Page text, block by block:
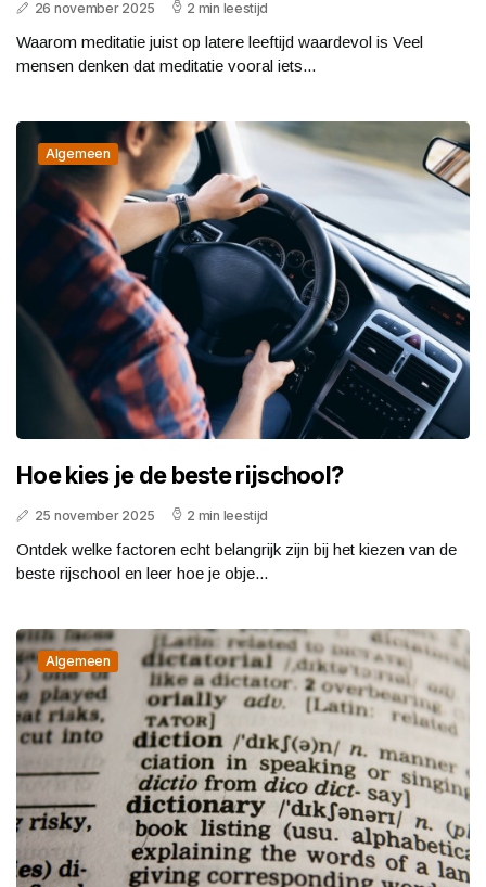
26 november 2025 2 min leestijd
Waarom meditatie juist op latere leeftijd waardevol is Veel
mensen denken dat meditatie vooral iets...
Algemeen
Hoe kies je de beste rijschool?
25 november 2025 2 min leestijd
Ontdek welke factoren echt belangrijk zijn bij het kiezen van de
beste rijschool en leer hoe je obje...
Algemeen